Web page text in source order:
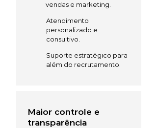
vendas e marketing.
Atendimento
personalizado e
consultivo.
Suporte estratégico para
além do recrutamento.
Maior controle e
transparência